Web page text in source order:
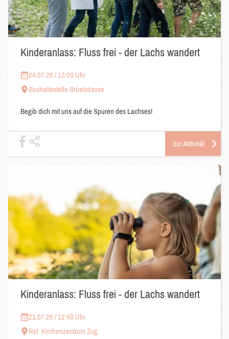
Kinderanlass: Fluss frei - der Lachs wandert
24.07.26 / 13:00 Uhr
Bushaltestelle Brüelstrasse
Begib dich mit uns auf die Spuren des Lachses!
zur Aktivität
Kinderanlass: Fluss frei - der Lachs wandert
21.07.26 / 12:40 Uhr
Ref. Kirchenzentrum Zug